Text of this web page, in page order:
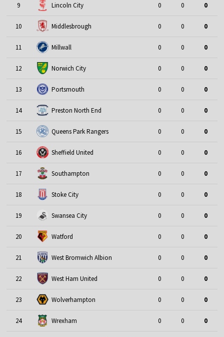
9 Lincoln City 0 0 0
10 Middlesbrough 0 0 0
11 Millwall 0 0 0
12 Norwich City 0 0 0
13 Portsmouth 0 0 0
14 Preston North End 0 0 0
15 Queens Park Rangers 0 0 0
16 Sheffield United 0 0 0
17 Southampton 0 0 0
18 Stoke City 0 0 0
19 Swansea City 0 0 0
20 Watford 0 0 0
21 West Bromwich Albion 0 0 0
22 West Ham United 0 0 0
23 Wolverhampton 0 0 0
24 Wrexham 0 0 0